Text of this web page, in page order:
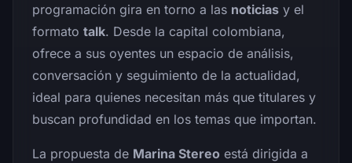
programación gira en torno a las noticias y el
formato talk. Desde la capital colombiana,
ofrece a sus oyentes un espacio de análisis,
conversación y seguimiento de la actualidad,
ideal para quienes necesitan más que titulares y
buscan profundidad en los temas que importan.
La propuesta de Marina Stereo está dirigida a